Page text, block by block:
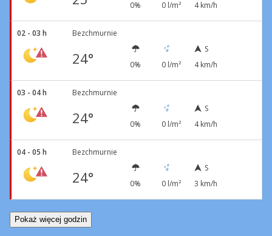
0% 0 l/m²
4 km/h
02 - 03 h Bezchmurnie
24° 0% 0 l/m²
S
4 km/h
03 - 04 h Bezchmurnie
24° 0% 0 l/m²
S
4 km/h
04 - 05 h Bezchmurnie
24° 0% 0 l/m²
S
3 km/h
Pokaż więcej godzin